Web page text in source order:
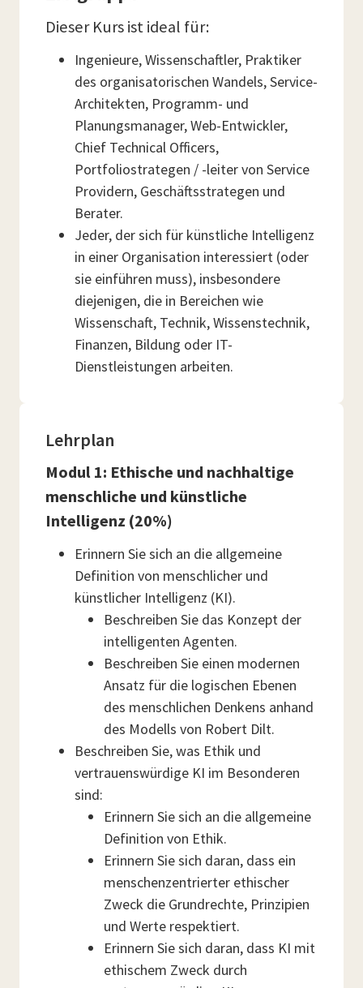
Dieser Kurs ist ideal für:
Ingenieure, Wissenschaftler, Praktiker
des organisatorischen Wandels, Service-
Architekten, Programm- und
Planungsmanager, Web-Entwickler,
Chief Technical Officers,
Portfoliostrategen / -leiter von Service
Providern, Geschäftsstrategen und
Berater.
Jeder, der sich für künstliche Intelligenz
in einer Organisation interessiert (oder
sie einführen muss), insbesondere
diejenigen, die in Bereichen wie
Wissenschaft, Technik, Wissenstechnik,
Finanzen, Bildung oder IT-
Dienstleistungen arbeiten.
Lehrplan
Modul 1: Ethische und nachhaltige
menschliche und künstliche
Intelligenz (20%)
Erinnern Sie sich an die allgemeine
Definition von menschlicher und
künstlicher Intelligenz (KI).
Beschreiben Sie das Konzept der
intelligenten Agenten.
Beschreiben Sie einen modernen
Ansatz für die logischen Ebenen
des menschlichen Denkens anhand
des Modells von Robert Dilt.
Beschreiben Sie, was Ethik und
vertrauenswürdige KI im Besonderen
sind:
Erinnern Sie sich an die allgemeine
Definition von Ethik.
Erinnern Sie sich daran, dass ein
menschenzentrierter ethischer
Zweck die Grundrechte, Prinzipien
und Werte respektiert.
Erinnern Sie sich daran, dass KI mit
ethischem Zweck durch